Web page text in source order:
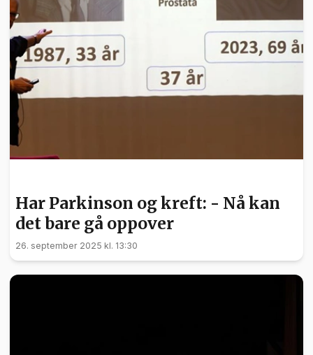
Har Parkinson og kreft: - Nå kan
det bare gå oppover
26. september 2025 kl. 13:30